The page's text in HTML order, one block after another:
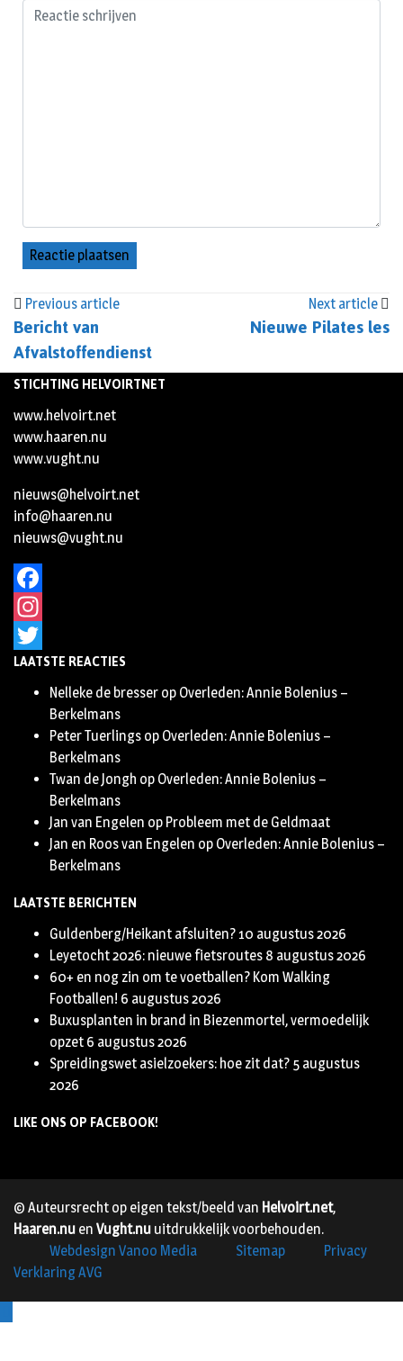
Previous article
Bericht van
Afvalstoffendienst
Next article
Nieuwe Pilates les
STICHTING HELVOIRTNET
www.helvoirt.net
www.haaren.nu
www.vught.nu
nieuws@helvoirt.net
info@haaren.nu
nieuws@vught.nu
Facebook
Instagram
Twitter
LAATSTE REACTIES
Nelleke de bresser op Overleden: Annie Bolenius –
Berkelmans
Peter Tuerlings op Overleden: Annie Bolenius –
Berkelmans
Twan de Jongh op Overleden: Annie Bolenius –
Berkelmans
Jan van Engelen op Probleem met de Geldmaat
Jan en Roos van Engelen op Overleden: Annie Bolenius –
Berkelmans
LAATSTE BERICHTEN
Guldenberg/Heikant afsluiten?10 augustus 2026
Leyetocht 2026: nieuwe fietsroutes 8 augustus 2026
60+ en nog zin om te voetballen? Kom Walking
Footballen! 6 augustus 2026
Buxusplanten in brand in Biezenmortel, vermoedelijk
opzet 6 augustus 2026
Spreidingswet asielzoekers: hoe zit dat? 5 augustus
2026
LIKE ONS OP FACEBOOK!
© Auteursrecht op eigen tekst/beeld van Helvoirt.net,
Haaren.nu en Vught.nu uitdrukkelijk voorbehouden.
Webdesign Vanoo Media
Sitemap
Privacy
Verklaring AVG